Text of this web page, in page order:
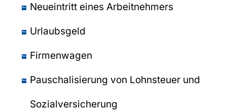
Neueintritt eines Arbeitnehmers
Urlaubsgeld
Firmenwagen
Pauschalisierung von Lohnsteuer und
Sozialversicherung